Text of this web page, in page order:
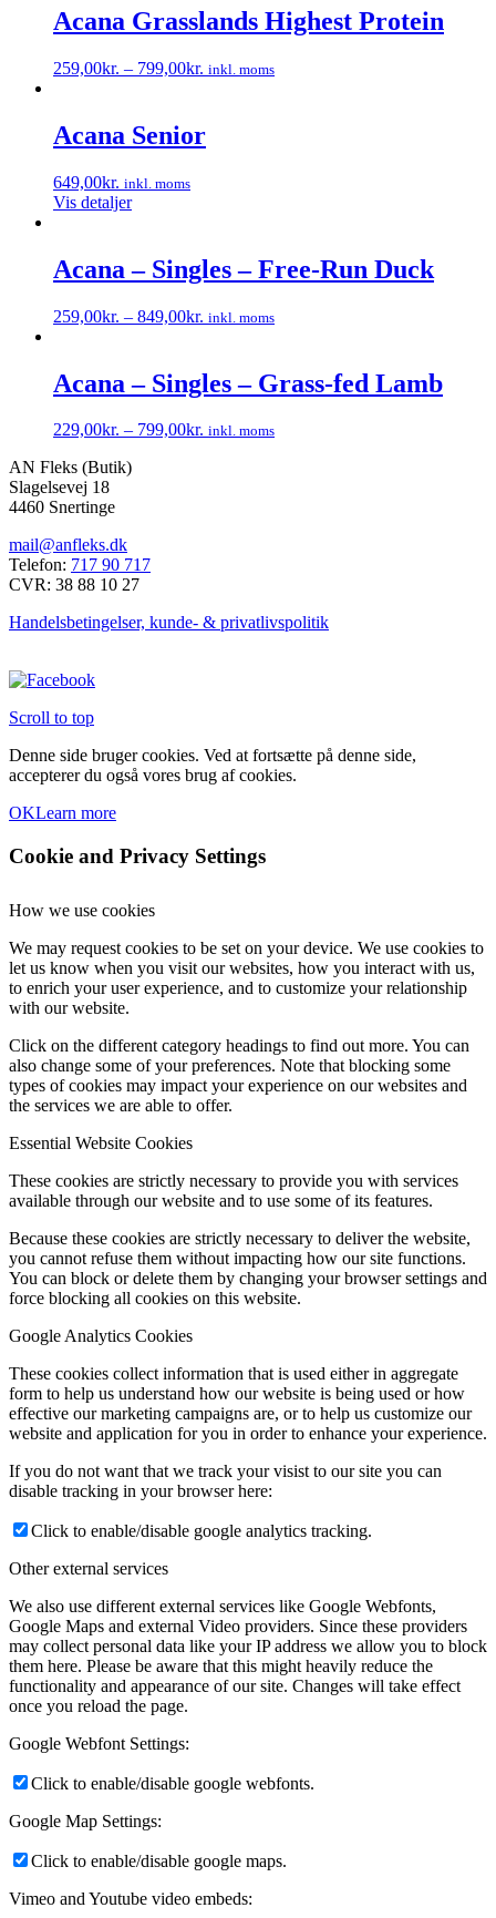
Acana Grasslands Highest Protein
259,00kr. – 799,00kr. inkl. moms
har
flere
Mulighederne
kan
varesiden
Acana Senior
649,00kr. inkl. moms
Vis detaljer
Acana – Singles – Free-Run Duck
259,00kr. – 849,00kr. inkl. moms
har
flere
Mulighederne
vælges
på
varesiden
Acana – Singles – Grass-fed Lamb
229,00kr. – 799,00kr. inkl. moms
vare
har
flere
Mulighederne
kan
vælges
varesiden
AN Fleks (Butik)
Slagelsevej 18
4460 Snertinge
mail@anfleks.dk
Telefon: 717 90 717
CVR: 38 88 10 27
Handelsbetingelser, kunde- & privatlivspolitik
Scroll to top
Denne side bruger cookies. Ved at fortsætte på denne side,
accepterer du også vores brug af cookies.
OKLearn more
Cookie and Privacy Settings
How we use cookies
We may request cookies to be set on your device. We use cookies to
let us know when you visit our websites, how you interact with us,
to enrich your user experience, and to customize your relationship
with our website.
Click on the different category headings to find out more. You can
also change some of your preferences. Note that blocking some
types of cookies may impact your experience on our websites and
the services we are able to offer.
Essential Website Cookies
These cookies are strictly necessary to provide you with services
available through our website and to use some of its features.
Because these cookies are strictly necessary to deliver the website,
you cannot refuse them without impacting how our site functions.
You can block or delete them by changing your browser settings and
force blocking all cookies on this website.
Google Analytics Cookies
These cookies collect information that is used either in aggregate
form to help us understand how our website is being used or how
effective our marketing campaigns are, or to help us customize our
website and application for you in order to enhance your experience.
If you do not want that we track your visist to our site you can
disable tracking in your browser here:
Click to enable/disable google analytics tracking.
Other external services
We also use different external services like Google Webfonts,
Google Maps and external Video providers. Since these providers
may collect personal data like your IP address we allow you to block
them here. Please be aware that this might heavily reduce the
functionality and appearance of our site. Changes will take effect
once you reload the page.
Google Webfont Settings:
Click to enable/disable google webfonts.
Google Map Settings:
Click to enable/disable google maps.
Vimeo and Youtube video embeds: